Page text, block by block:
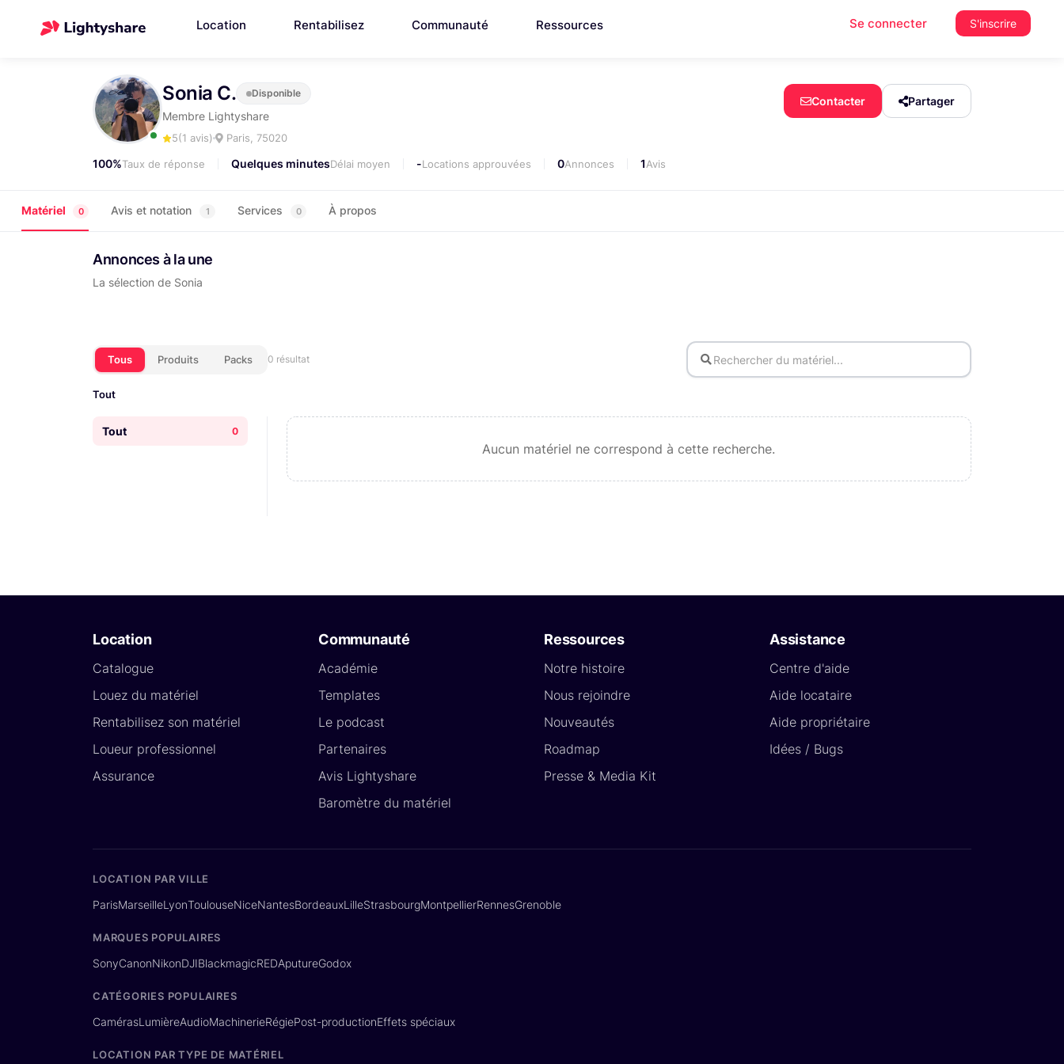
Location Rentabilisez Communauté Ressources Se connecter S'inscrire
Sonia C. Disponible
Membre Lightyshare
5(1 avis) Paris, 75020
Contacter Partager
100%Taux de réponse Quelques minutesDélai moyen -Locations approuvées 0Annonces 1Avis
Matériel 0 Avis et notation 1 Services 0 À propos
Annonces à la une
La sélection de Sonia
Tous Produits Packs 0 résultat
Tout
Tout 0
Aucun matériel ne correspond à cette recherche.
Location
Catalogue
Louez du matériel
Rentabilisez son matériel
Loueur professionnel
Assurance
Communauté
Académie
Templates
Le podcast
Partenaires
Avis Lightyshare
Baromètre du matériel
Ressources
Notre histoire
Nous rejoindre
Nouveautés
Roadmap
Presse & Media Kit
Assistance
Centre d'aide
Aide locataire
Aide propriétaire
Idées / Bugs
LOCATION PAR VILLE
ParisMarseilleLyonToulouseNiceNantesBordeauxLilleStrasbourgMontpellierRennesGrenoble
MARQUES POPULAIRES
SonyCanonNikonDJIBlackmagicREDAputureGodox
CATÉGORIES POPULAIRES
CamérasLumièreAudioMachinerieRégiePost-productionEffets spéciaux
LOCATION PAR TYPE DE MATÉRIEL